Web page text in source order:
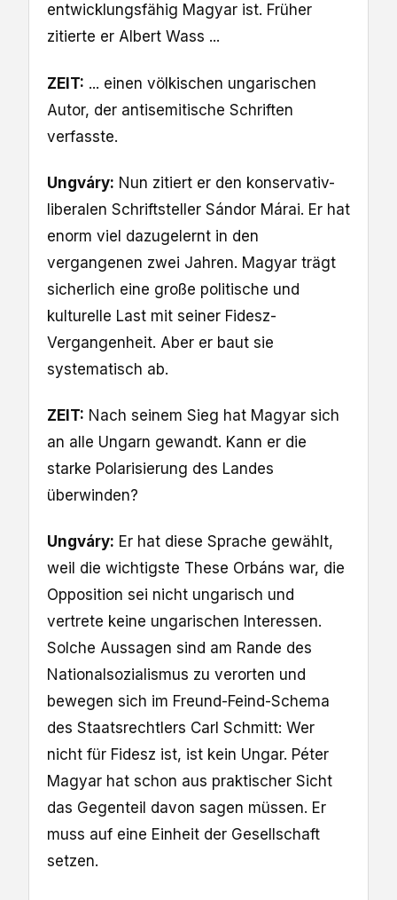
entwicklungsfähig Magyar ist. Früher
zitierte er Albert Wass ...
ZEIT: ... einen völkischen ungarischen
Autor, der antisemitische Schriften
verfasste.
Ungváry: Nun zitiert er den konservativ-
liberalen Schriftsteller Sándor Márai. Er hat
enorm viel dazugelernt in den
vergangenen zwei Jahren. Magyar trägt
sicherlich eine große politische und
kulturelle Last mit seiner Fidesz-
Vergangenheit. Aber er baut sie
systematisch ab.
ZEIT: Nach seinem Sieg hat Magyar sich
an alle Ungarn gewandt. Kann er die
starke Polarisierung des Landes
überwinden?
Ungváry: Er hat diese Sprache gewählt,
weil die wichtigste These Orbáns war, die
Opposition sei nicht ungarisch und
vertrete keine ungarischen Interessen.
Solche Aussagen sind am Rande des
Nationalsozialismus zu verorten und
bewegen sich im Freund-Feind-Schema
des Staatsrechtlers Carl Schmitt: Wer
nicht für Fidesz ist, ist kein Ungar. Péter
Magyar hat schon aus praktischer Sicht
das Gegenteil davon sagen müssen. Er
muss auf eine Einheit der Gesellschaft
setzen.